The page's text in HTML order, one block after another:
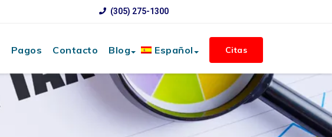
(305) 275-1300
Pagos Contacto Blog Español Citas